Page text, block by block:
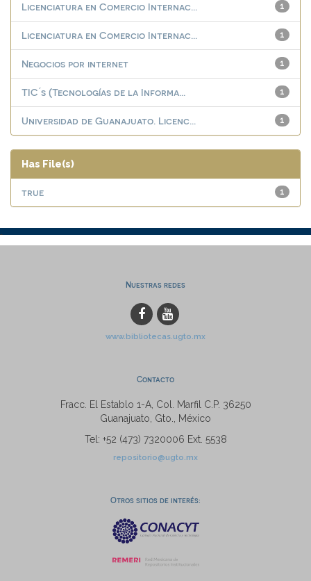
1
Licenciatura en Comercio Internac...
1
Licenciatura en Comercio Internac...
1
Negocios por internet
1
TIC ́s (Tecnologías de la Informa...
1
Universidad de Guanajuato. Licenc...
Has File(s)
1
true
Nuestras redes
www.bibliotecas.ugto.mx
Contacto
Fracc. El Establo 1-A, Col. Marfil C.P. 36250
Guanajuato, Gto., México
Tel: +52 (473) 7320006 Ext. 5538
repositorio@ugto.mx
Otros sitios de interés: